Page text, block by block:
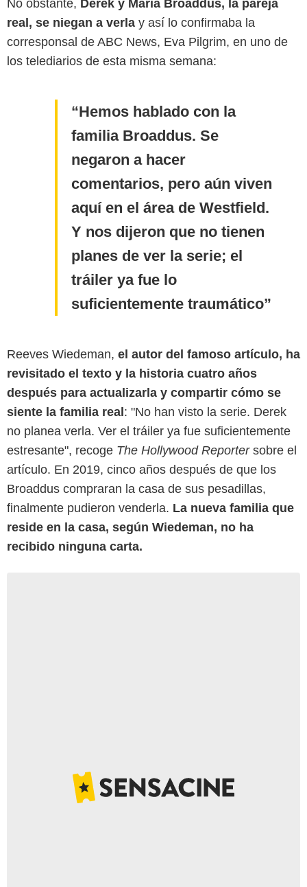
No obstante, Derek y Maria Broaddus, la pareja
real, se niegan a verla y así lo confirmaba la
corresponsal de ABC News, Eva Pilgrim, en uno de
los telediarios de esta misma semana:
Hemos hablado con la
familia Broaddus. Se
negaron a hacer
comentarios, pero aún viven
aquí en el área de Westfield.
Y nos dijeron que no tienen
planes de ver la serie; el
tráiler ya fue lo
suficientemente traumático
Reeves Wiedeman, el autor del famoso artículo, ha
revisitado el texto y la historia cuatro años
después para actualizarla y compartir cómo se
siente la familia real: "No han visto la serie. Derek
no planea verla. Ver el tráiler ya fue suficientemente
estresante", recoge The Hollywood Reportersobre el
artículo. En 2019, cinco años después de que los
Broaddus compraran la casa de sus pesadillas,
finalmente pudieron venderla. La nueva familia que
reside en la casa, según Wiedeman, no ha
recibido ninguna carta.